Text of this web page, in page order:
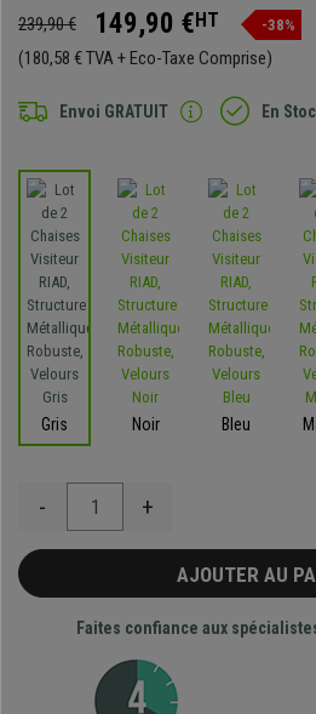
239,90 € 149,90 €HT -38%
(180,58 € TVA + Eco-Taxe Comprise)
Envoi GRATUIT En
Gris Noir Bleu
- +
AJOUTER AU
Faites confiance aux